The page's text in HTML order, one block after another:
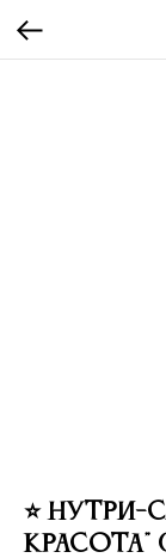
⭐ Нутри-
красота"